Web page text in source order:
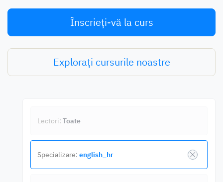
Înscrieți-vă la curs
Explorați cursurile noastre
Lectori: Toate
Specializare: english_hr